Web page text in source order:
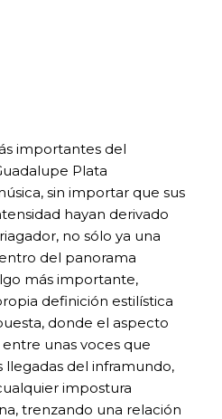
importantes del
Plata
sin importar que sus
hayan derivado
no sólo ya una
del panorama
más importante,
definición estilística
donde el aspecto
unas voces que
del inframundo,
impostura
trenzando una relación